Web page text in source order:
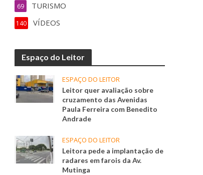
TURISMO
69
VÍDEOS
140
Espaço do Leitor
ESPAÇO DO LEITOR
Leitor quer avaliação sobre
cruzamento das Avenidas
Paula Ferreira com Benedito
Andrade
ESPAÇO DO LEITOR
Leitora pede a implantação de
radares em farois da Av.
Mutinga